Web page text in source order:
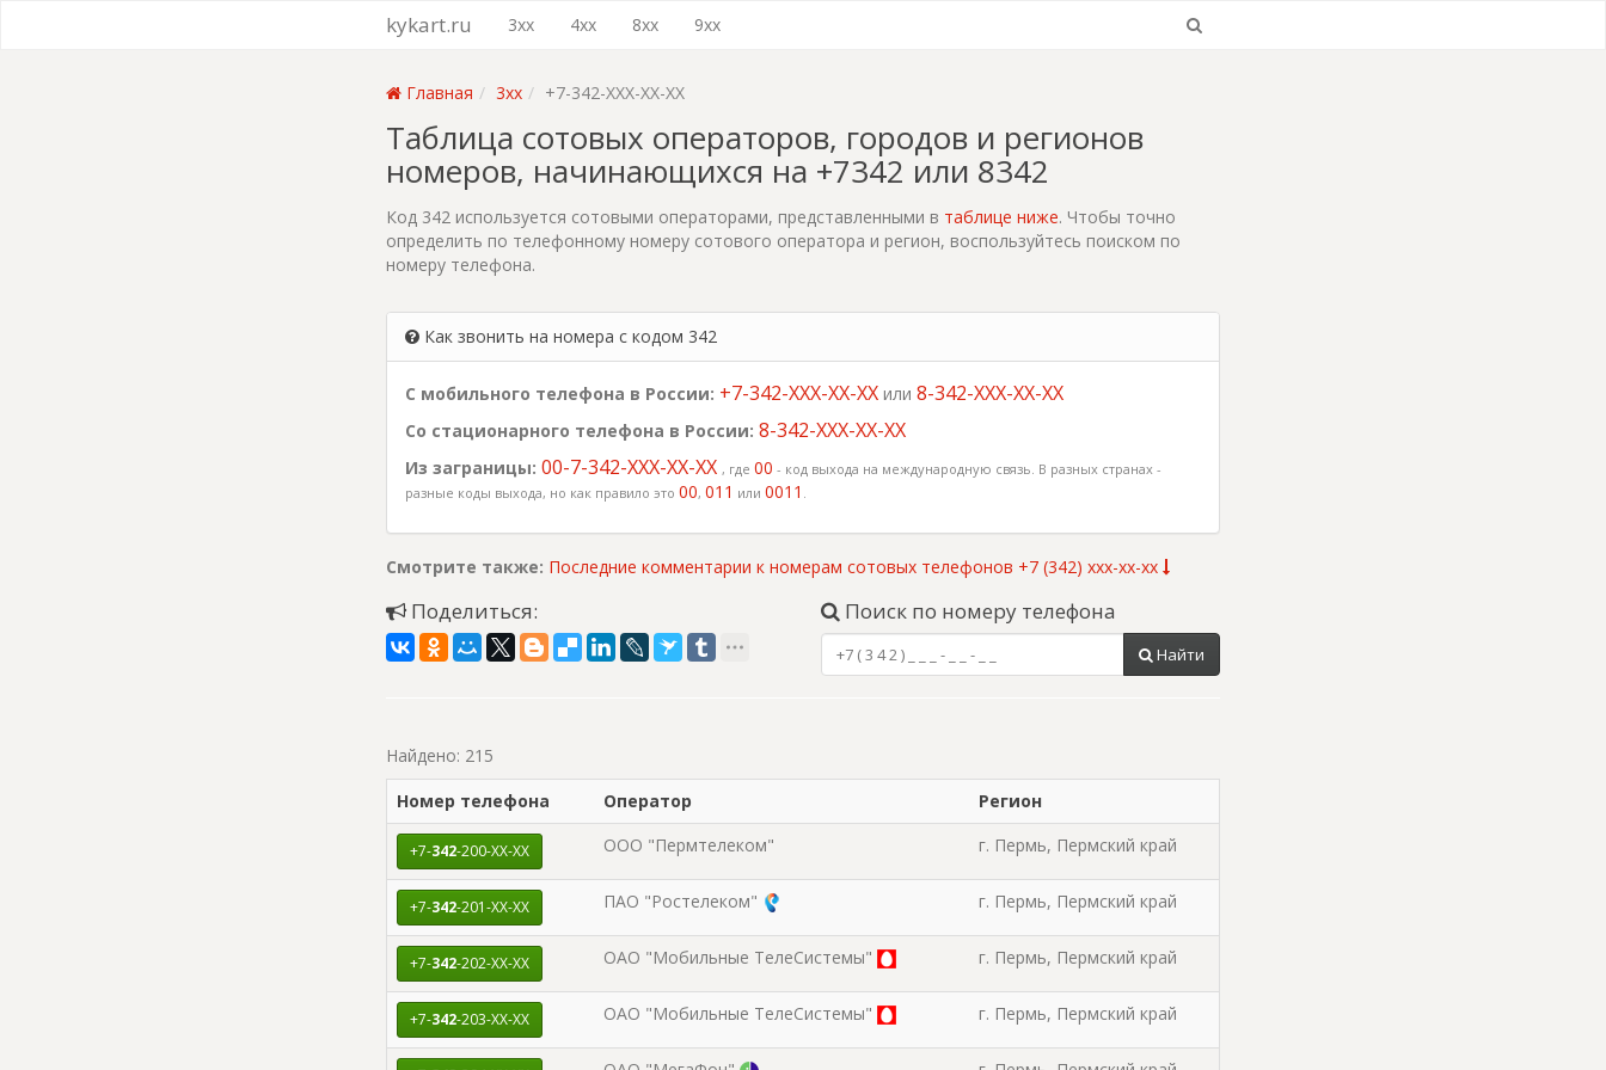
kykart.ru 3xx 4xx 8xx 9xx
Главная 3xx +7-342-XXX-XX-XX
Таблица сотовых операторов, городов и регионов
номеров, начинающихся на +7342 или 8342
Код 342 используется сотовыми операторами, представленными в таблице ниже. Чтобы точно
определить по телефонному номеру сотового оператора и регион, воспользуйтесь поиском по
номеру телефона.
Как звонить на номера с кодом 342
С мобильного телефона в России: +7-342-XXX-XX-XX или 8-342-XXX-XX-XX
Со стационарного телефона в России: 8-342-XXX-XX-XX
Из заграницы: 00-7-342-XXX-XX-XX , где 00 - код выхода на международную связь. В разных странах -
разные коды выхода, но как правило это 00, 011 или 0011 .
Смотрите также: Последние комментарии к номерам сотовых телефонов +7 (342) xxx-xx-xx
Поделиться: Поиск по номеру телефона
Найти
Найдено: 215
Номер телефона
Оператор Регион
+7-342-200-XX-XX ООО "Пермтелеком" г. Пермь, Пермский край
+7-342-201-XX-XX ПАО "Ростелеком" г. Пермь, Пермский край
+7-342-202-XX-XX ОАО "Мобильные ТелеСистемы" г. Пермь, Пермский край
+7-342-203-XX-XX ОАО "Мобильные ТелеСистемы" г. Пермь, Пермский край